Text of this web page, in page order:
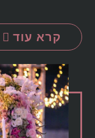
קרא עוד